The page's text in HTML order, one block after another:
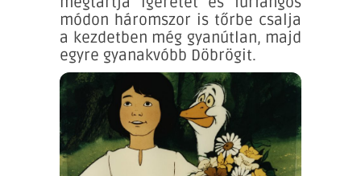
módon háromszor is tőrbe csalja
a kezdetben még gyanútlan, majd
egyre gyanakvóbb Döbrögit.